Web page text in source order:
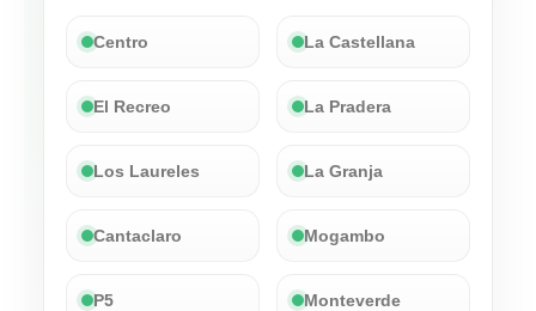
Centro La Castellana
El Recreo La Pradera
Los Laureles La Granja
Cantaclaro Mogambo
P5 Monteverde